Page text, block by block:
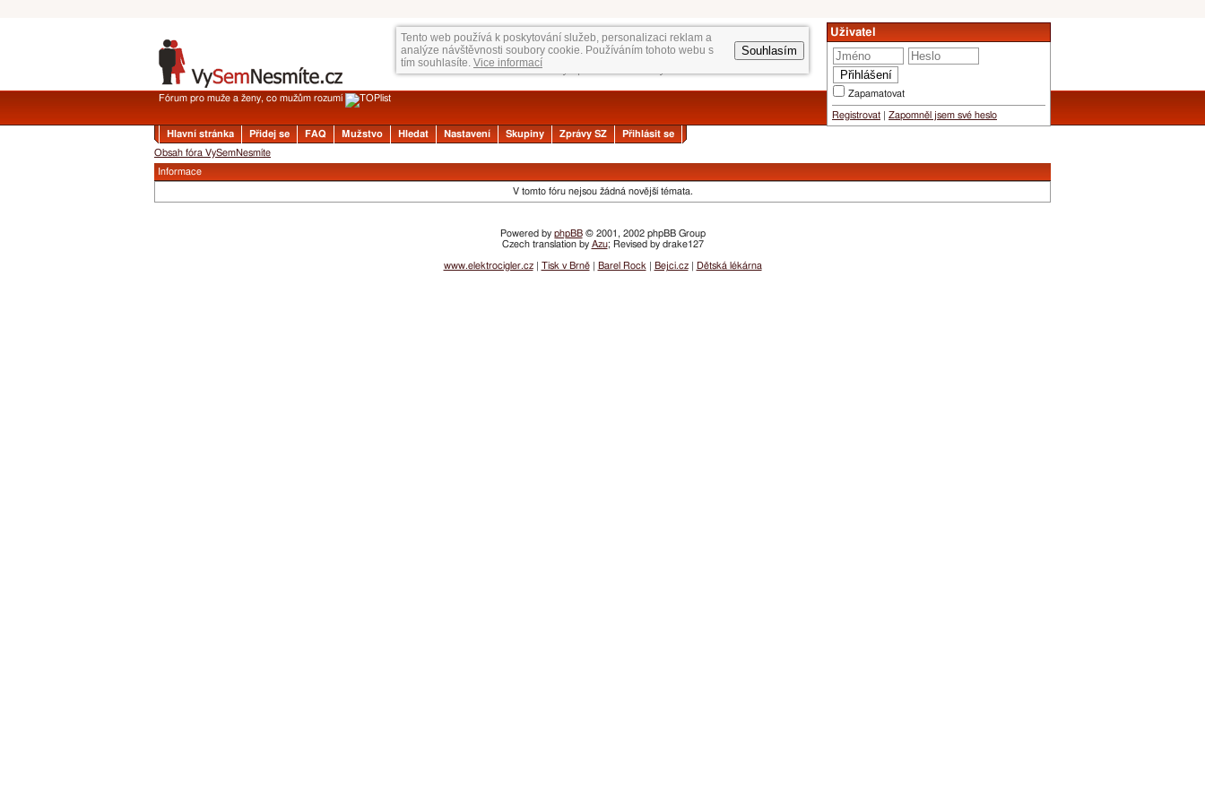
Tento web používá k poskytování služeb, personalizaci reklam a
analýze návštěvnosti soubory cookie. Používáním tohoto webu s
tím souhlasíte. Vice informací
Souhlasím
Uživatel
Zapamatovat
Registrovat Zapomněl jsem své heslo
Fórum pro muže a ženy, co mužům rozumí
Hlavní stránka Přidej se FAQ Mužstvo Hledat Nastavení Skupiny Zprávy SZ
Přihlásit se
Obsah fóra VySemNesmíte
Informace
V tomto fóru nejsou žádná novější témata.
Powered by phpBB© 2001, 2002 phpBB Group
Czech translation by Azu; Revised by drake127
www.elektrocigler.cz| Tisk v Brně| Barel Rock Bejci.cz| Dětská lékárna